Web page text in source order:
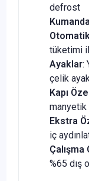
defrost
tüketimi
Ayaklar:
çelik
Kapı
manyetik
Ekstra
iç
Çalışma
%65 dış